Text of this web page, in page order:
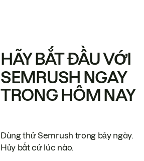
HÃY BẮT ĐẦU VỚI
SEMRUSH NGAY
TRONG HÔM NAY
Dùng thử Semrush trong bảy ngày.
Hủy bất cứ lúc nào.